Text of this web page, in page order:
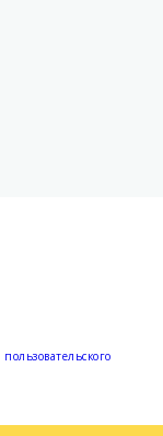
пользовательского